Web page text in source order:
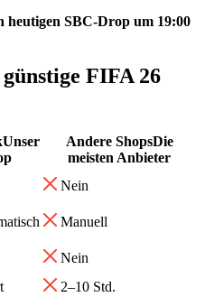
SBC-Drop um 19:00
FIFA 26
Unser
Andere ShopsDie
meisten Anbieter
Nein
Manuell
Nein
2–10 Std.